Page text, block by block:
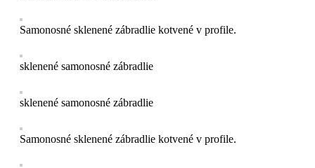
Samonosné sklenené zábradlie kotvené v profile.
sklenené samonosné zábradlie
sklenené samonosné zábradlie
Samonosné sklenené zábradlie kotvené v profile.